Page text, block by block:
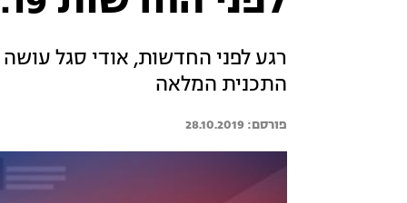
רגע לפני החדשות, אודי סגל
התכנית המלאה
28.10.2019